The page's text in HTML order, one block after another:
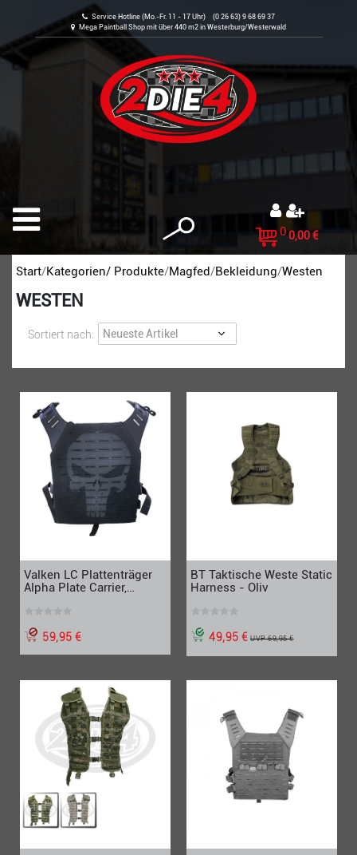
Service Hotline (Mo.-Fr. 11 - 17 Uhr) (0 26 63) 9 68 69 37
Mega Paintball Shop mit über 440 m2 in Westerburg/Westerwald
0 0,00 €
Start Kategorien/ Produkte Magfed Bekleidung Westen
WESTEN
Sortiert nach:
Valken LC Plattenträger
Alpha Plate Carrier,
59,95 €
BT Taktische Weste Static
Harness - Oliv
49,95 € UVP 69,95 €